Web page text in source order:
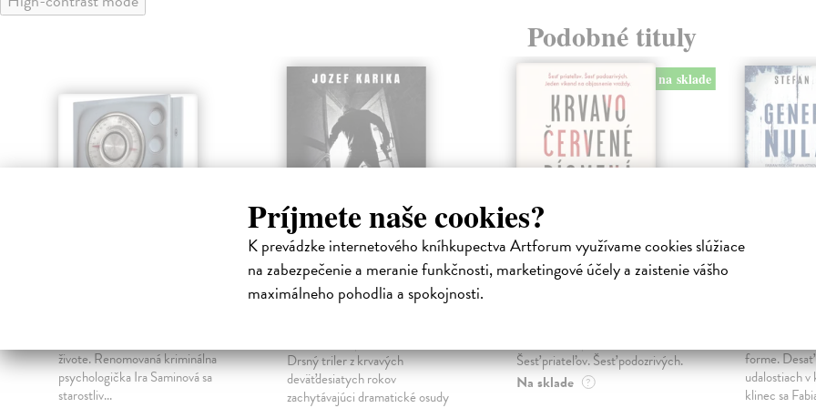
Príjmete naše cookies?
K prevádzke internetového kníhkupectva Artforum využívame cookies slúžiace
na zabezpečenie a meranie funkčnosti, marketingové účely a zaistenie vášho
maximálneho pohodlia a spokojnosti.
Podobné tituly
živote. Renomovaná kriminálna
psychologička Ira Saminová sa
starostliv...
Čierna hra. Vláda
Drsný triler z krvavých
deväťdesiatych rokov
zachytávajúci dramatické osudy
na sklade
Šesť priateľov. Šesť podozrivých.
Na sklade ?
forme.
udalostiach
klinec sa